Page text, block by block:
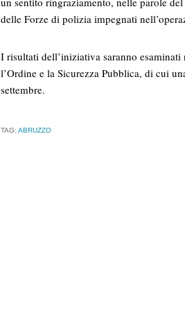
delle Forze di polizia impegnati
I risultati dell’iniziativa saranno
l’Ordine e la Sicurezza Pubblica, di cui
settembre.
TAG: ABRUZZO